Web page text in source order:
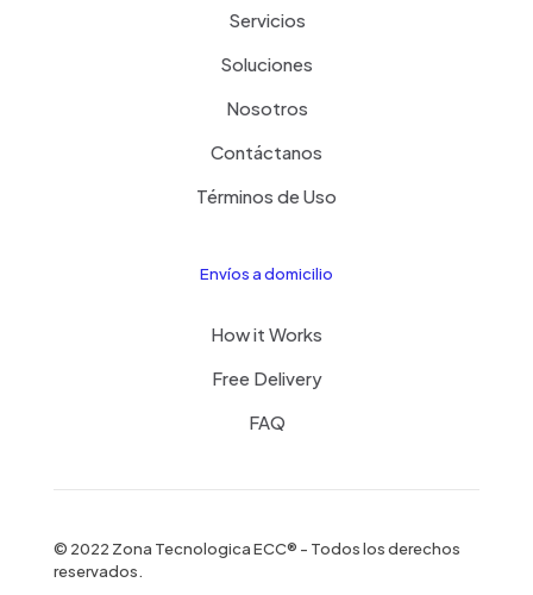
Servicios
Soluciones
Nosotros
Contáctanos
Términos de Uso
Envíos a domicilio
How it Works
Free Delivery
FAQ
© 2022 Zona Tecnologica ECC® - Todos los derechos
reservados.